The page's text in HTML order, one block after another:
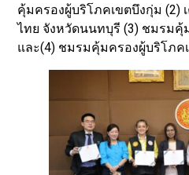
คุ้มครองผู้บริโภคเขตบึงกุ่ม (2)
ไทย จังหวัดนนทบุรี (3) ชมรม
และ(4) ชมรมคุ้มครองผู้บริโภค